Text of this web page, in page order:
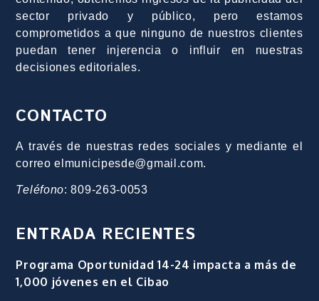
sector privado y público, pero estamos
comprometidos a que ninguno de nuestros clientes
puedan tener injerencia o influir en nuestras
decisiones editoriales.
CONTACTO
A través de nuestras redes sociales y mediante el
correo elmunicipesde@gmail.com.
Teléfono: 809-263-0053
ENTRADA RECIENTES
Programa Oportunidad 14-24 impacta a más de
1,000 jóvenes en el Cibao